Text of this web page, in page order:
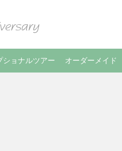
ショナルツアー オーダーメイド